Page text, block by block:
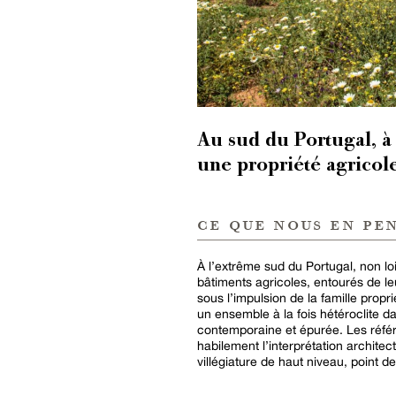
Au sud du Portugal,
une propriété
ce que nous en
À l’extrême sud du Portugal, non
bâtiments agricoles, entourés de
sous l’impulsion de la famille
un ensemble à la fois hétéroclite
contemporaine et épurée. Les
habilement l’interprétation
villégiature de haut niveau, point